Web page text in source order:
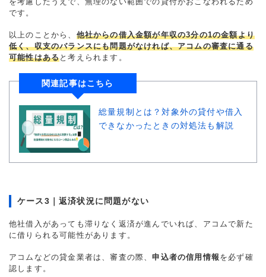
です。
以上のことから、 他社からの借入金額が年収の3分の1の金額より
低く、収支のバランスにも問題がなければ、アコムの審査に通る
可能性はあると考えられます。
関連記事はこちら
総量規制とは？対象外の貸付や借入
できなかったときの対処法も解説
ケース3｜返済状況に問題がない
他社借入があっても滞りなく返済が進んでいれば、アコムで新た
に借りられる可能性があります。
アコムなどの貸金業者は、審査の際、申込者の信用情報 を必ず確
認します。